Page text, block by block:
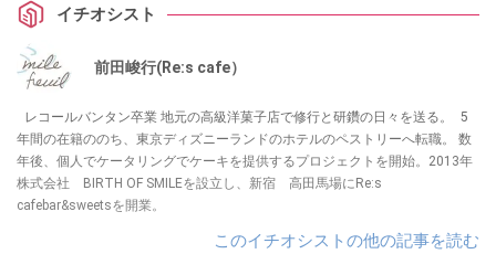
イチオシスト
前田峻行(Re:s cafe）
レコールバンタン卒業 地元の高級洋菓子店で修行と研鑽の日々を送る。 5
年間の在籍ののち、東京ディズニーランドのホテルのペストリーへ転職。 数
年後、個人でケータリングでケーキを提供するプロジェクトを開始。2013年
株式会社 BIRTH OF SMILEを設立し、新宿 高田馬場にRe:s
cafebar&sweetsを開業。
このイチオシストの他の記事を読む